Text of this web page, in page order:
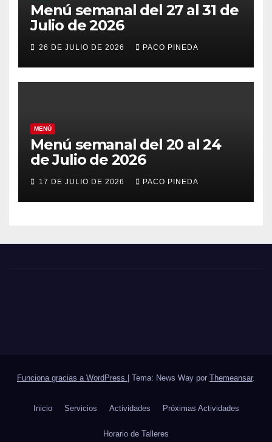
Menú semanal del 27 al 31 de
Julio de 2026
26 DE JULIO DE 2026 PACO PINEDA
MENÚ
Menú semanal del 20 al 24
de Julio de 2026
17 DE JULIO DE 2026 PACO PINEDA
Funciona gracias a WordPress Tema: News Way por Themeansar.
Inicio Servicios Actividades Próximas Actividades
Horario de Talleres